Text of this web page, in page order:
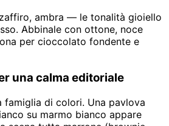
ambra — le tonalità gioiello
Abbinale con ottone, noce
per cioccolato fondente e
una calma editoriale
famiglia di colori. Una pavlova
su marmo bianco appare